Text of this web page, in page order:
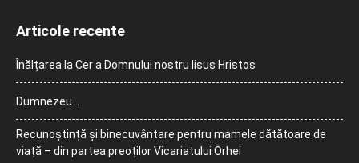
Articole recente
Înălțarea la Cer a Domnului nostru Iisus Hristos
Dumnezeu…
Recunoștință și binecuvântare pentru mamele dătătoare de
viață – din partea preoților Vicariatului Orhei